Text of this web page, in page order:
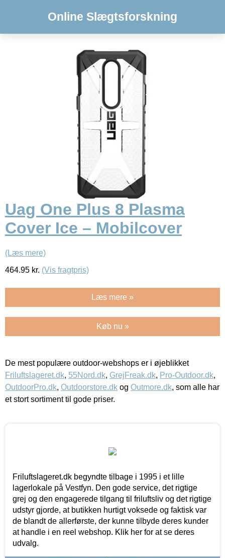
Online Slægtsforskning
Uag One Plus 8 Plasma
Cover Ice – Mobilcover
(Læs mere)
464.95 kr. (Vis fragtpris)
Læs mere »
Køb nu »
De mest populære outdoor-webshops er i øjeblikket
Friluftslageret.dk, 55Nord.dk, GrejFreak.dk, Pro-Outdoor.dk,
OutdoorPro.dk, Outdoorstore.dk og Outmore.dk, som alle har
et stort sortiment til gode priser.
Friluftslageret.dk begyndte tilbage i 1995 i et lille
lagerlokale på Vestfyn. Den gode service, det rigtige
grej og den engagerede tilgang til friluftsliv og det rigtige
udstyr gjorde, at butikken hurtigt voksede og faktisk var
de blandt de allerførste, der kunne tilbyde deres kunder
at handle i en reel webshop. Klik her for at se deres
udvalg.